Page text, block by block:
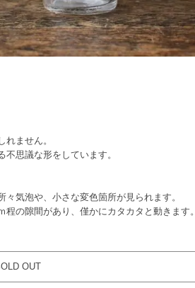
ません。
思議な形をしています。
気泡や、小さな変色箇所が見られます。
の隙間があり、僅かにカタカタと動きます。
OUT